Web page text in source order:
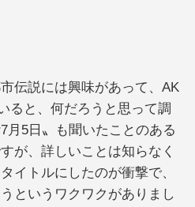
伝説には興味があって、AK
ると、何だろうと思って調
月5日〟も聞いたことのある
が、詳しいことは知らなく
イトルにしたのが衝撃で、
というワクワクがありまし